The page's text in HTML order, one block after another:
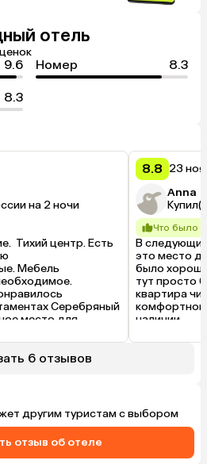
отель
9.6 Номер 8.3
8.3
на 2 ночи
Тихий центр. Есть
Мебель
Серебряный
место для
приятные люди.
ещё.
8.8 23
Anna
Что было
В
это место
было
тут просто
квартира
наличии.
очень
Ну и внутрь
ключа дают
6 отзывов
другим туристам с выбором
отзыв об отеле